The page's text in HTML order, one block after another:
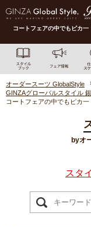
コートフェアの中でもピカ
オーダースーツ GlobalStyle
GINZAグローバルスタイル
コートフェアの中でもピカ
byオ
スタ